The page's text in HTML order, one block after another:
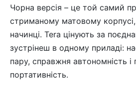
Чорна версія – це той самий
стриманому матовому корпусі,
начинці. Tera цінують за
зустрінеш в одному приладі:
пару, справжня автономність
портативність.